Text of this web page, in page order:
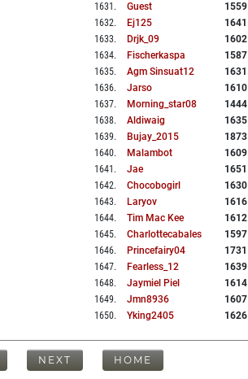
1631 . Guest 1559
1632. Ej125 1641
1633. Drjk_09 1602
1634. Fischerkaspa 1587
1635. Agm Sinsuat12 1631
1636. Jarso 1610
1637. Morning_star08 1444
1638. Aldiwaig 1635
1639. Bujay_2015 1873
1640. Malambot 1609
1641 . Jae 1651
1642. Chocobogirl 1630
1643. Laryov 1616
1644. Tim Mac Kee 1612
1645. Charlottecabales 1597
1646. Princefairy04 1731
1647. Fearless_12 1639
1648. Jaymiel Piel 1614
1649. Jmn8936 1607
1650. Yking2405 1626
NEXT HOME